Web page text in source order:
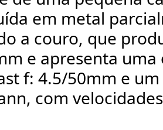
em metal
a couro, que
e apresenta uma
f: 4.5/50mm e
com